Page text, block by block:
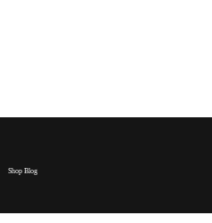
Shop Blog